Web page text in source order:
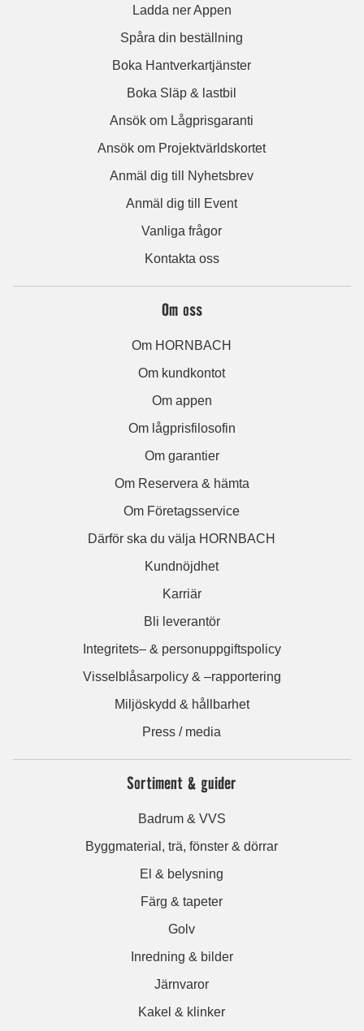
Ladda ner Appen
Spåra din beställning
Boka Hantverkartjänster
Boka Släp & lastbil
Ansök om Lågprisgaranti
Ansök om Projektvärldskortet
Anmäl dig till Nyhetsbrev
Anmäl dig till Event
Vanliga frågor
Kontakta oss
Om oss
Om HORNBACH
Om kundkontot
Om appen
Om lågprisfilosofin
Om garantier
Om Reservera & hämta
Om Företagsservice
Därför ska du välja HORNBACH
Kundnöjdhet
Karriär
Bli leverantör
Integritets– & personuppgiftspolicy
Visselblåsarpolicy & –rapportering
Miljöskydd & hållbarhet
Press / media
Sortiment & guider
Badrum & VVS
Byggmaterial, trä, fönster & dörrar
El & belysning
Färg & tapeter
Golv
Inredning & bilder
Järnvaror
Kakel & klinker